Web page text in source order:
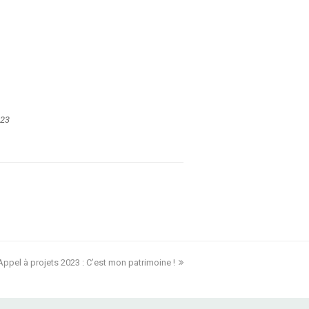
next à projets 2023 : C’est mon patrimoine !